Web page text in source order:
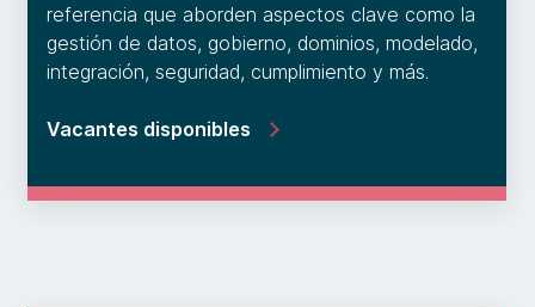
referencia que aborden aspectos clave como la
gestión de datos, gobierno, dominios, modelado,
integración, seguridad, cumplimiento y más.
Vacantes disponibles